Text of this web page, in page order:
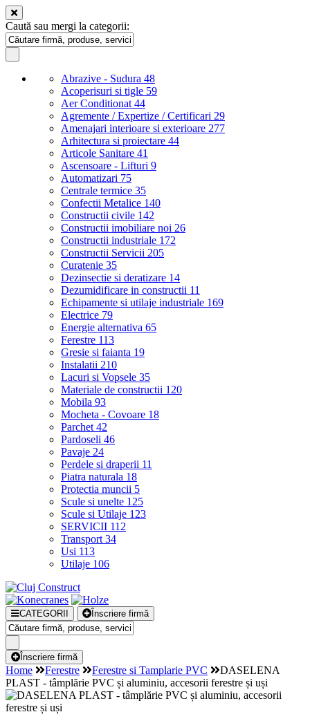
Caută sau mergi la categorii:
Abrazive - Sudura 48
Acoperisuri si tigle 59
Aer Conditionat 44
Agremente / Expertize / Certificari 29
Amenajari interioare si exterioare 277
Arhitectura si proiectare 44
Articole Sanitare 41
Ascensoare - Lifturi 9
Automatizari 75
Centrale termice 35
Confectii Metalice 140
Constructii civile 142
Constructii imobiliare noi 26
Constructii industriale 172
Constructii Servicii 205
Curatenie 35
Dezinsectie si deratizare 14
Dezumidificare in constructii 11
Echipamente si utilaje industriale 169
Electrice 79
Energie alternativa 65
Ferestre 113
Gresie si faianta 19
Instalatii 210
Lacuri si Vopsele 35
Materiale de constructii 120
Mobila 93
Mocheta - Covoare 18
Parchet 42
Pardoseli 46
Pavaje 24
Perdele si draperii 11
Piatra naturala 18
Protectia muncii 5
Scule si unelte 125
Scule si Utilaje 123
SERVICII 112
Transport 34
Usi 113
Utilaje 106
CATEGORII Înscriere firmă
Înscriere firmă
Home Ferestre Ferestre si Tamplarie PVC
DASELENA
PLAST - tâmplărie PVC și aluminiu, accesorii ferestre și uși